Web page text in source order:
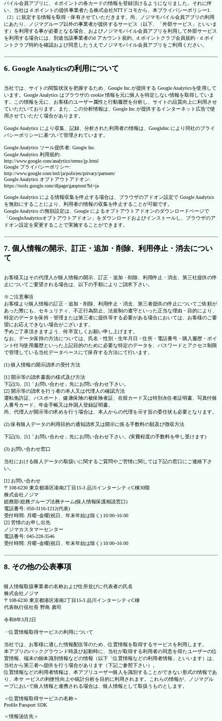
バイル会員アプリに、ｄポイントの各カードの情報を登録頂けるようになりました。それに伴
い、当社は d ポイントの提供事業者たる株式会社NTTドコモから、本プライバシーポリシー1.
（2）に規定する情報を取得・保有させていただきます。尚、ノジマモバイル会員アプリの利用
にあたり、ノジマグループ以外の事業者が提供するサービス（以下、「外部サービス」といいま
す）を利用する事が必要となる場合、およびノジマモバイル会員アプリを利用して外部サービス
を利用する場合には、別途当該事業者のd アカウント規約、d ポイントクラブ会員規約・d ポイ
ントクラブ特約を確認および同意したうえでノジマモバイル会員アプリをご利用ください。
6. Google Analyticsの利用について
当社では、サイトの閲覧状況を把握するため、Google Inc.が提供する Google Analyticsを使用して
います。Google Analytics はブラウザの cookie 情報を元に個人を特定しない情報を取得していま
す。この情報を元に、お客様のユーザー属性と行動履歴を分析し、サイトの品質向上に利用させ
ていただいております。また、この分析情報は、Google Inc.が提供するインターネット広告で使
用させていただく場合があります。
Google Analytics により収集、記録、分析された利用者の情報は、GoogleInc.により同社のプライ
バシーポリシーに基づいて管理されています。
Google Analytics ツール提供者: Google Inc.
Google Analytics 利用規約:
http://www.google.com/analytics/terms/jp.html
Google プライバシーポリシー:
http://www.google.com/intl/ja/policies/privacy/partners/
Google Analytics オプトアウトアドオン:
https://tools.google.com/dlpage/gaoptout?hl=ja
Google Analytics による情報収集を停止する場合は、ブラウザのアドオン設定で Google Analytics
を無効にすることにより、利用者の情報の収集を停止することが可能です。
Google Analytics の無効設定は、Google によるオプトアウトアドオンのダウンロードページで
「GoogleAnalyticsオプトアウトアドオン」をダウンロードおよびインストールし、ブラウザのア
ドオン設定を変更することで実施することができます。
7. 個人情報の開示、訂正・追加・削除、利用停止・消去につい
て
お客様又はその代理人が個人情報の開示、訂正・追加・削除、利用停止・消去、第三社提供の停
止についてご要望される場合は、以下の手順によりご請求下さい。
※ご注意事項
お客様より個人情報の訂正・追加・削除、利用停止・消去、第三者提供の停止についてご依頼が
あった際にも、セキュリティ、不正行為防止、法規制の遵守といった正当な理由・目的により、
特定のデータを保持・管理または第三者に提供等する必要がある場合においては、お客様のご要
望にお応えできない場合がございます。
予めご了承頂きますよう、何卒宜しくお願い申し上げます。
なお、データ保持の方法については、氏名・性別・生年月日・住所・電話番号・購入履歴・ポイ
ント付与使用履歴といった上記目的のために必要な特定のデータを、パスワードとアクセス制限
で管理している当社データベースにて保存する方法にて行います。
(1) 個人情報の開示請求の受付方法
[1] 開示等の請求書面の様式及び方法
下記(3)、[1]「お問い合わせ」先にお問い合わせ下さい。
[2] 開示等の請求を行う者の本人又は代理人の確認方法
運転免許証、パスポート、健康保険の被保険者証、在留カード又は特別永住者証明書、写真付個
人番号カード、年金手帳又は外国人登録証明書。
尚、代理人が開示等の求めを行う場合は、本人からの代理を示す旨の委任状も必要となります。
(2) 保有個人データの利用目的の通知請求又は開示に係る手数料の額及び徴収方法
下記(3)、[1]「お問い合わせ」先にお問い合わせ下さい。(実費程度の手数料を申し受けます)
(3) お問い合わせ窓口
当社における個人データの取扱いに関するご質問やご苦情に関しては下記の窓口にご連絡下さ
い。
[1] お問い合わせ
〒108-6230 東京都港区港南2丁目15-3 品川インターシティC棟30階
株式会社ノジマ
総務部/総務グループ法務チーム(個人情報保護相談窓口)
電話番号: 050-3116-1212(代表)
受付時間: 月曜~金曜(祝日、年末年始は除く) 10:00~16:00
[2] 苦情のお申し出先
ノジマカスタマーセンター
電話番号: 045-228-3546
受付時間: 月曜~金曜(祝日、年末年始は除く) 10:00~16:00
8. その他の公表事項
個人情報取扱事業者の名称および住所並びに代表者の氏名
株式会社ノジマ
〒108-6230 東京都港区港南2丁目15-3 品川インターシティC棟
代表執行役社長 野島 廣司
令和8年3月2日
・位置情報取得サービスの利用について
当社では、お客様に適した情報配信等のため、位置情報を取得するサービスを利用します。
本アプリのバックグラウンド時及び起動時に、当社が取得する利用者の同意を得たユーザーの位
置情報、端末の個体識別情報などの情報（以下「位置情報などの利用者情報」といいます）は、
当社から第三者へ提供を行う場合があります（下記ご参照下さい）。
位置情報などの利用者情報は、本アプリユーザー個人を識別することができない形式の情報であ
り、本サ ービスの利便性向上や統計分析を目的に利用されます。これらの情報が、ノジマグル
ープにおいて個人情報と連携される場合は、個人情報として取扱うものとします。
＜位置情報取得サービスの名称＞
Profile Passport SDK
＜情報送信先＞